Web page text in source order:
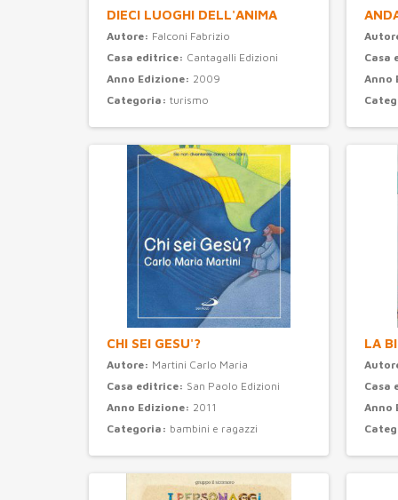
DIECI LUOGHI DELL'ANIMA
Autore: Falconi Fabrizio
Casa editrice: Cantagalli Edizioni
Anno Edizione: 2009
Categoria: turismo
Casa
Anno
CHI SEI GESU'?
Autore: Martini Carlo Maria
Casa editrice: San Paolo Edizioni
Anno Edizione: 2011
Categoria: bambini e ragazzi
LA
Casa
Anno